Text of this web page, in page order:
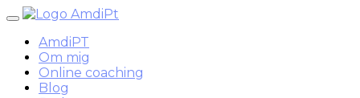
Skip
contentAmdiPT
Om mig
Online coaching
Blog